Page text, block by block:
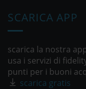
SCARICA APP
scarica la nostra
usa i servizi di
punti per i buoni
scarica gratis